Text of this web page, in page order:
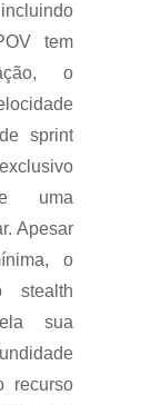
tem
o
sprint
uma
Apesar
o
stealth
sua
recurso